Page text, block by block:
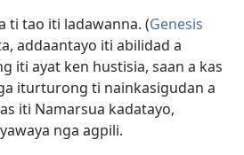
ti tao iti ladawanna. (Genesis
addaantayo iti abilidad a
iti ayat ken hustisia, saan a kas
iturturong ti nainkasigudan a
iti Namarsua kadatayo,
nga agpili.